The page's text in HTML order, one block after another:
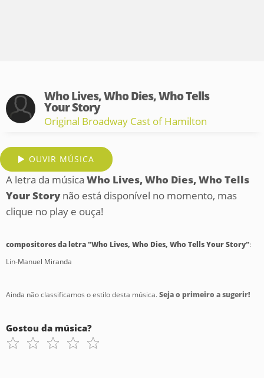
Who Lives, Who Dies, Who Tells
Your Story
Original Broadway Cast of Hamilton
OUVIR MÚSICA
A letra da música Who Lives, Who Dies, Who Tells
Your Storynão está disponível no momento, mas
clique no play e ouça!
compositores da letra "Who Lives, Who Dies, Who Tells Your Story":
Lin-Manuel Miranda
Ainda não classificamos o estilo desta música.Seja o primeiro a sugerir!
Gostou da música?